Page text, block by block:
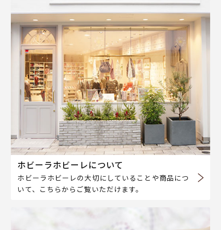
ホビーラホビーレについて
ホビーラホビーレの大切にしていることや商品につ
いて、こちらからご覧いただけます。